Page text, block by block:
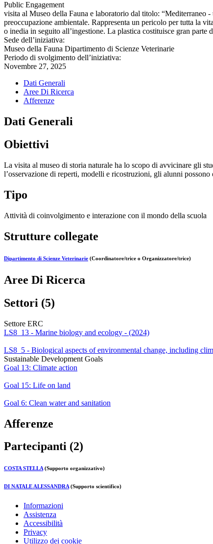
Public Engagement
visita al Museo della Fauna e laboratorio dal titolo: “Mediterraneo
preoccupazione ambientale. Rappresenta un pericolo per tutta la
o inedia in seguito all’ingestione. La plastica costituisce gran
Sede dell’iniziativa:
Museo della Fauna Dipartimento di Scienze Veterinarie
Periodo di svolgimento dell’iniziativa:
Novembre 27, 2025
Dati Generali
Aree Di Ricerca
Afferenze
Dati Generali
Obiettivi
La visita al museo di storia naturale ha lo scopo di avvicinare gli
l’osservazione di reperti, modelli e ricostruzioni, gli alunni
Tipo
Attività di coinvolgimento e interazione con il mondo della scuola
Strutture collegate
Dipartimento di Scienze Veterinarie (Coordinatore/trice o Organizzatore/trice)
Aree Di Ricerca
Settori (5)
Settore ERC
LS8_13 - Marine biology and ecology - (2024)
LS8_5 - Biological aspects of environmental change, including
Sustainable Development Goals
Goal 13: Climate action
Goal 15: Life on land
Goal 6: Clean water and sanitation
Afferenze
Partecipanti (2)
COSTA STELLA(Supporto organizzativo)
DI NATALE ALESSANDRA (Supporto scientifico)
Informazioni
Assistenza
Accessibilità
Privacy
Utilizzo dei cookie